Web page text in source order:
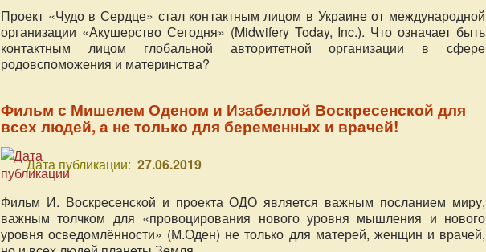
Проект «Чудо в Сердце» стал контактным лицом в Украине от международной
организации «Акушерство Сегодня» (Midwifery Today, Inc.). Что означает быть
контактным лицом глобальной авторитетной организации в сфере
родовспоможения и материнства?
Фильм с Мишелем Оденом и Изабеллой Воскресенской для
всех людей, а не только для беременных и врачей!
Дата публикации: 27.06.2019
Фильм И. Воскресенской и проекта ОДО является важным посланием миру,
важным толчком для «провоцирования нового уровня мышления и нового
уровня осведомлённости» (М.Оден) не только для матерей, женщин и врачей,